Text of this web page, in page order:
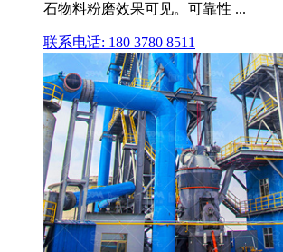
石物料粉磨效果可见。可靠性 ...
联系电话: 180 3780 8511